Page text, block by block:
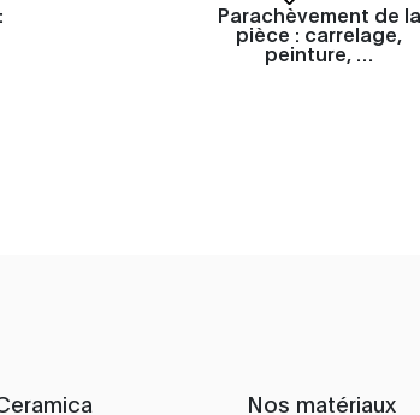
Parachèvement de la
pièce : carrelage,
peinture, …
Nos matériaux